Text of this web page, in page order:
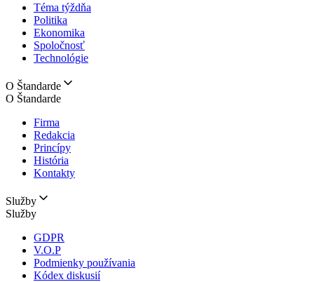
Téma týždňa
Politika
Ekonomika
Spoločnosť
Technológie
O Štandarde
O Štandarde
Firma
Redakcia
Princípy
História
Kontakty
Služby
Služby
GDPR
V.O.P
Podmienky používania
Kódex diskusií